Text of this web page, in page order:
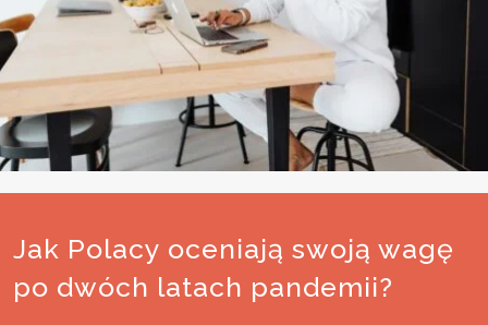
Jak Polacy oceniają swoją wagę
po dwóch latach pandemii?